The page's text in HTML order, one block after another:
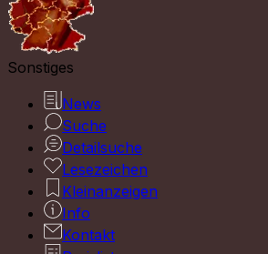
Sonstiges
News
Suche
Detailsuche
Lesezeichen
Kleinanzeigen
Info
Kontakt